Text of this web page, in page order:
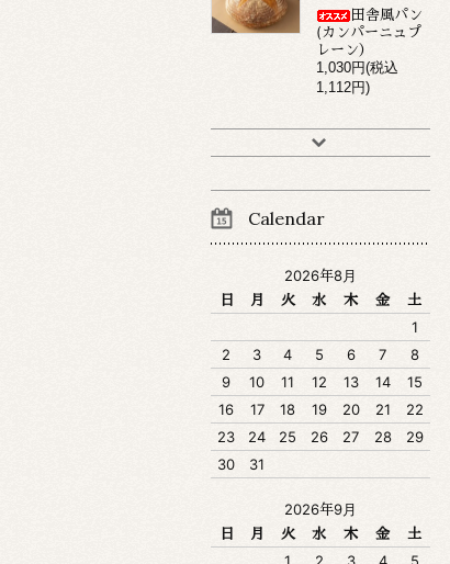
田舎風パン
(カンパーニュプ
レーン）
1,030円(税込
1,112円)
Calendar
2026年8月
日
月 火 水 木 金
土
1
2
3 4 5 6 7
8
9
10 11 12 13 14
15
16
17 18 19 20 21
22
23
24 25 26 27 28
29
30
31
2026年9月
日
月 火 水 木 金
土